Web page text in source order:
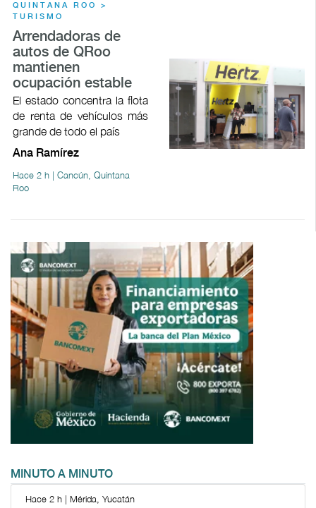
QUINTANA ROO >
TURISMO
Arrendadoras de
autos de QRoo
mantienen
ocupación estable
El estado concentra la flota
de renta de vehículos más
grande de todo el país
Ana Ramírez
Hace 2 h | Cancún, Quintana
Roo
MINUTO A MINUTO
Hace 2 h | Mérida, Yucatán